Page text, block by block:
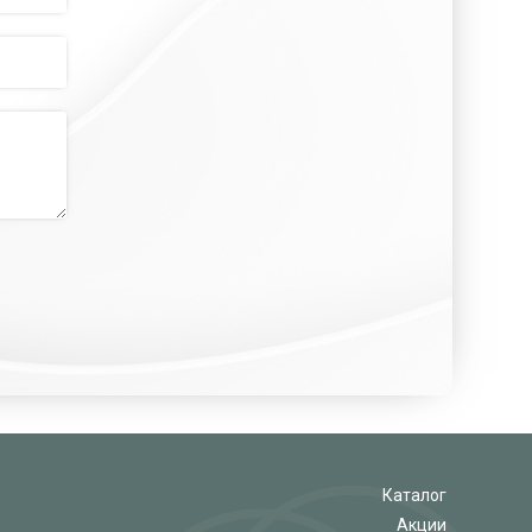
Каталог
Акции